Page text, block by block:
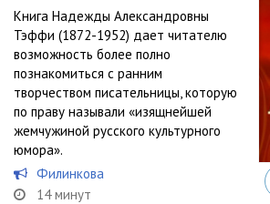
Книга Надежды Александровны
Тэффи (1872-1952) дает читателю
возможность более полно
познакомиться с ранним
творчеством писательницы, которую
по праву называли «изящнейшей
жемчужиной русского культурного
юмора».
Филинкова
14 минут